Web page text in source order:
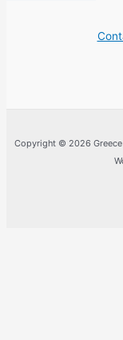
Copyright © 2026 Greece